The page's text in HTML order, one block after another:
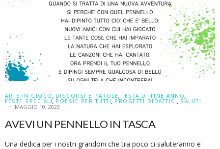
ARTE IN GIOCO , DISCORSI E PAROLE, FESTA DI FINE ANNO,
FESTE SPECIALI, POESIE PER TUTTI, PROGETTI DIDATTICI, SALUTI
MAGGIO 10, 2023
AVEVI UN PENNELLO IN TASCA
Una dedica per i nostri grandoni che tra poco ci saluteranno e